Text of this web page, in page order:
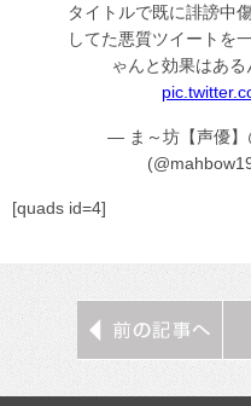
タイトルで既に誹謗中
してた悪質ツイートを
ゃんと効果はあ
— ま～坊【声優】
[quads id=4]